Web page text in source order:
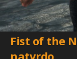
Fist of the